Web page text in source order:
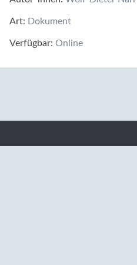
Art: Dokument
Verfügbar: Online